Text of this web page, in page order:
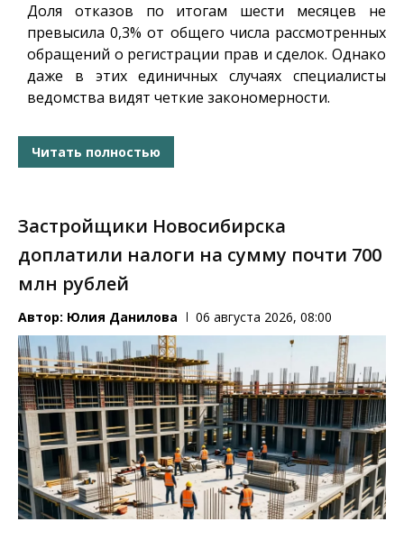
Доля отказов по итогам шести месяцев не
превысила 0,3% от общего числа рассмотренных
обращений о регистрации прав и сделок. Однако
даже в этих единичных случаях специалисты
ведомства видят четкие закономерности.
Читать полностью
Застройщики Новосибирска
доплатили налоги на сумму почти 700
млн рублей
Автор: Юлия Данилова 06 августа 2026, 08:00